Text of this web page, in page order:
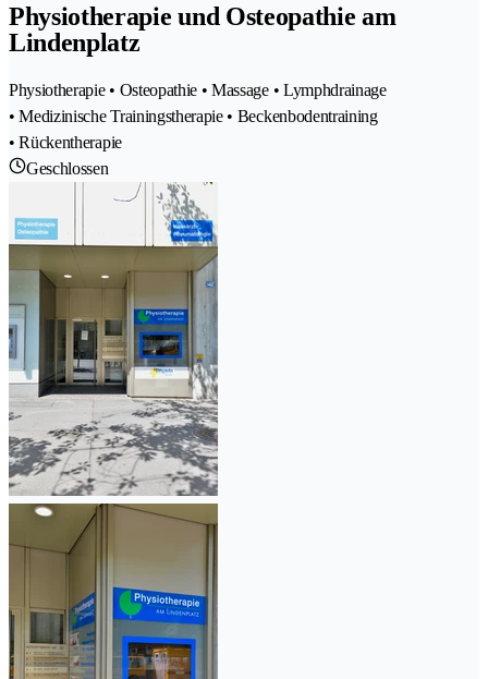
Physiotherapie und Osteopathie am
Lindenplatz
Physiotherapie • Osteopathie • Massage • Lymphdrainage
• Medizinische Trainingstherapie • Beckenbodentraining
• Rückentherapie
Geschlossen